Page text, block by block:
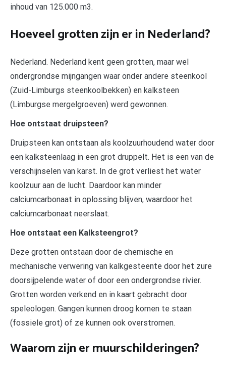
inhoud van 125.000 m3.
Hoeveel grotten zijn er in Nederland?
Nederland. Nederland kent geen grotten, maar wel
ondergrondse mijngangen waar onder andere steenkool
(Zuid-Limburgs steenkoolbekken) en kalksteen
(Limburgse mergelgroeven) werd gewonnen.
Hoe ontstaat druipsteen?
Druipsteen kan ontstaan als koolzuurhoudend water door
een kalksteenlaag in een grot druppelt. Het is een van de
verschijnselen van karst. In de grot verliest het water
koolzuur aan de lucht. Daardoor kan minder
calciumcarbonaat in oplossing blijven, waardoor het
calciumcarbonaat neerslaat.
Hoe ontstaat een Kalksteengrot?
Deze grotten ontstaan door de chemische en
mechanische verwering van kalkgesteente door het zure
doorsijpelende water of door een ondergrondse rivier.
Grotten worden verkend en in kaart gebracht door
speleologen. Gangen kunnen droog komen te staan
(fossiele grot) of ze kunnen ook overstromen.
Waarom zijn er muurschilderingen?